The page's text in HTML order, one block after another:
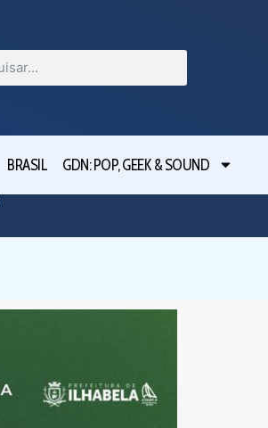
BRASIL GDN: POP, GEEK & SOUND